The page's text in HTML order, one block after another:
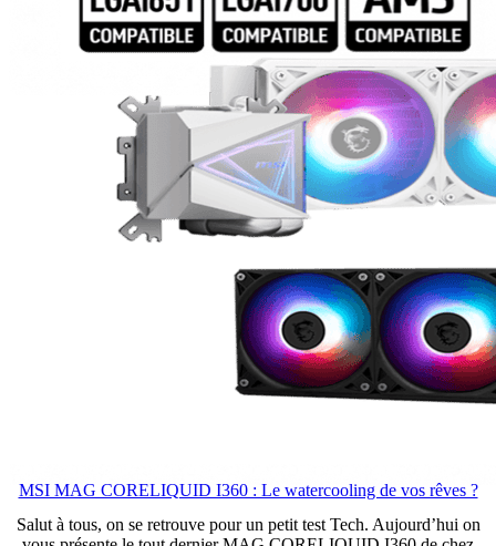
MSI MAG CORELIQUID I360 : Le watercooling de vos rêves ?
Salut à tous, on se retrouve pour un petit test Tech. Aujourd’hui on